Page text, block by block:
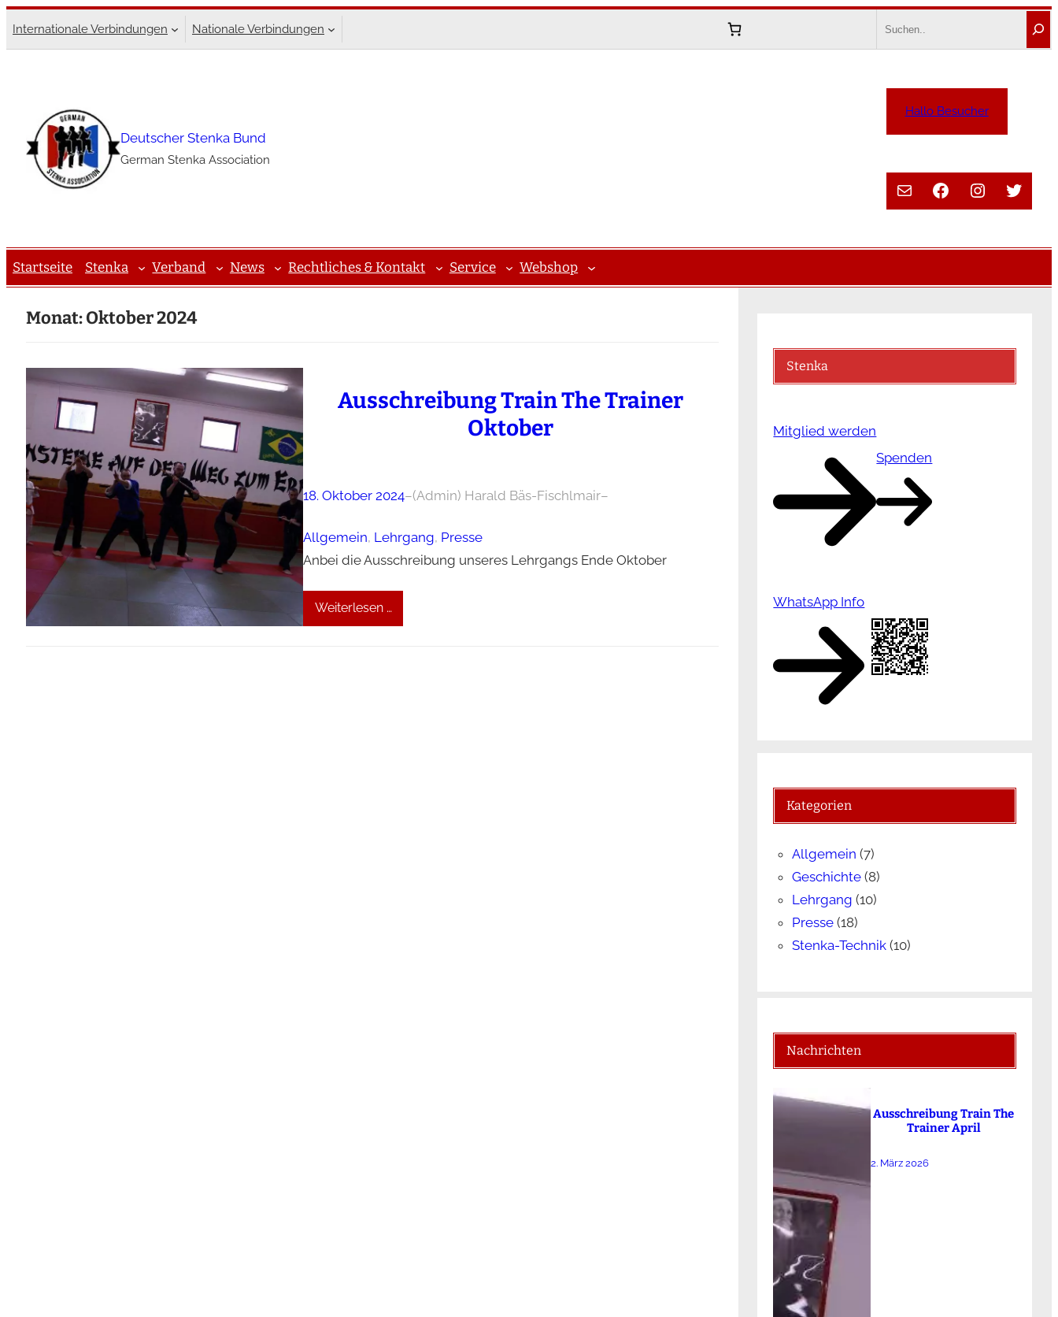
Inhalt
Internationale Verbindungen Nationale Verbindungen
Deutscher Stenka Bund
German Stenka Association
Hallo Besucher
E-Mail Facebook
Instagram
Startseite Stenka Verband News Rechtliches & Kontakt Service Webshop
Monat:Oktober 2024
Ausschreibung Train The Trainer
Oktober
18. Oktober 2024–(Admin) Harald Bäs-Fischlmair–
Allgemein, Lehrgang, Presse
Anbei die Ausschreibung unseres Lehrgangs Ende Oktober
Weiterlesen …
Stenka
Mitglied werden
Spenden
WhatsApp Info
Kategorien
Allgemein (7)
Geschichte (8)
Lehrgang (10)
Presse (18)
Stenka-Technik (10)
Nachrichten
Ausschreibung Train The
Trainer April
2. März 2026